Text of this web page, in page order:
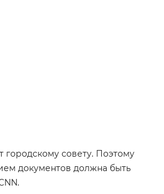
городскому совету. Поэтому
документов должна быть